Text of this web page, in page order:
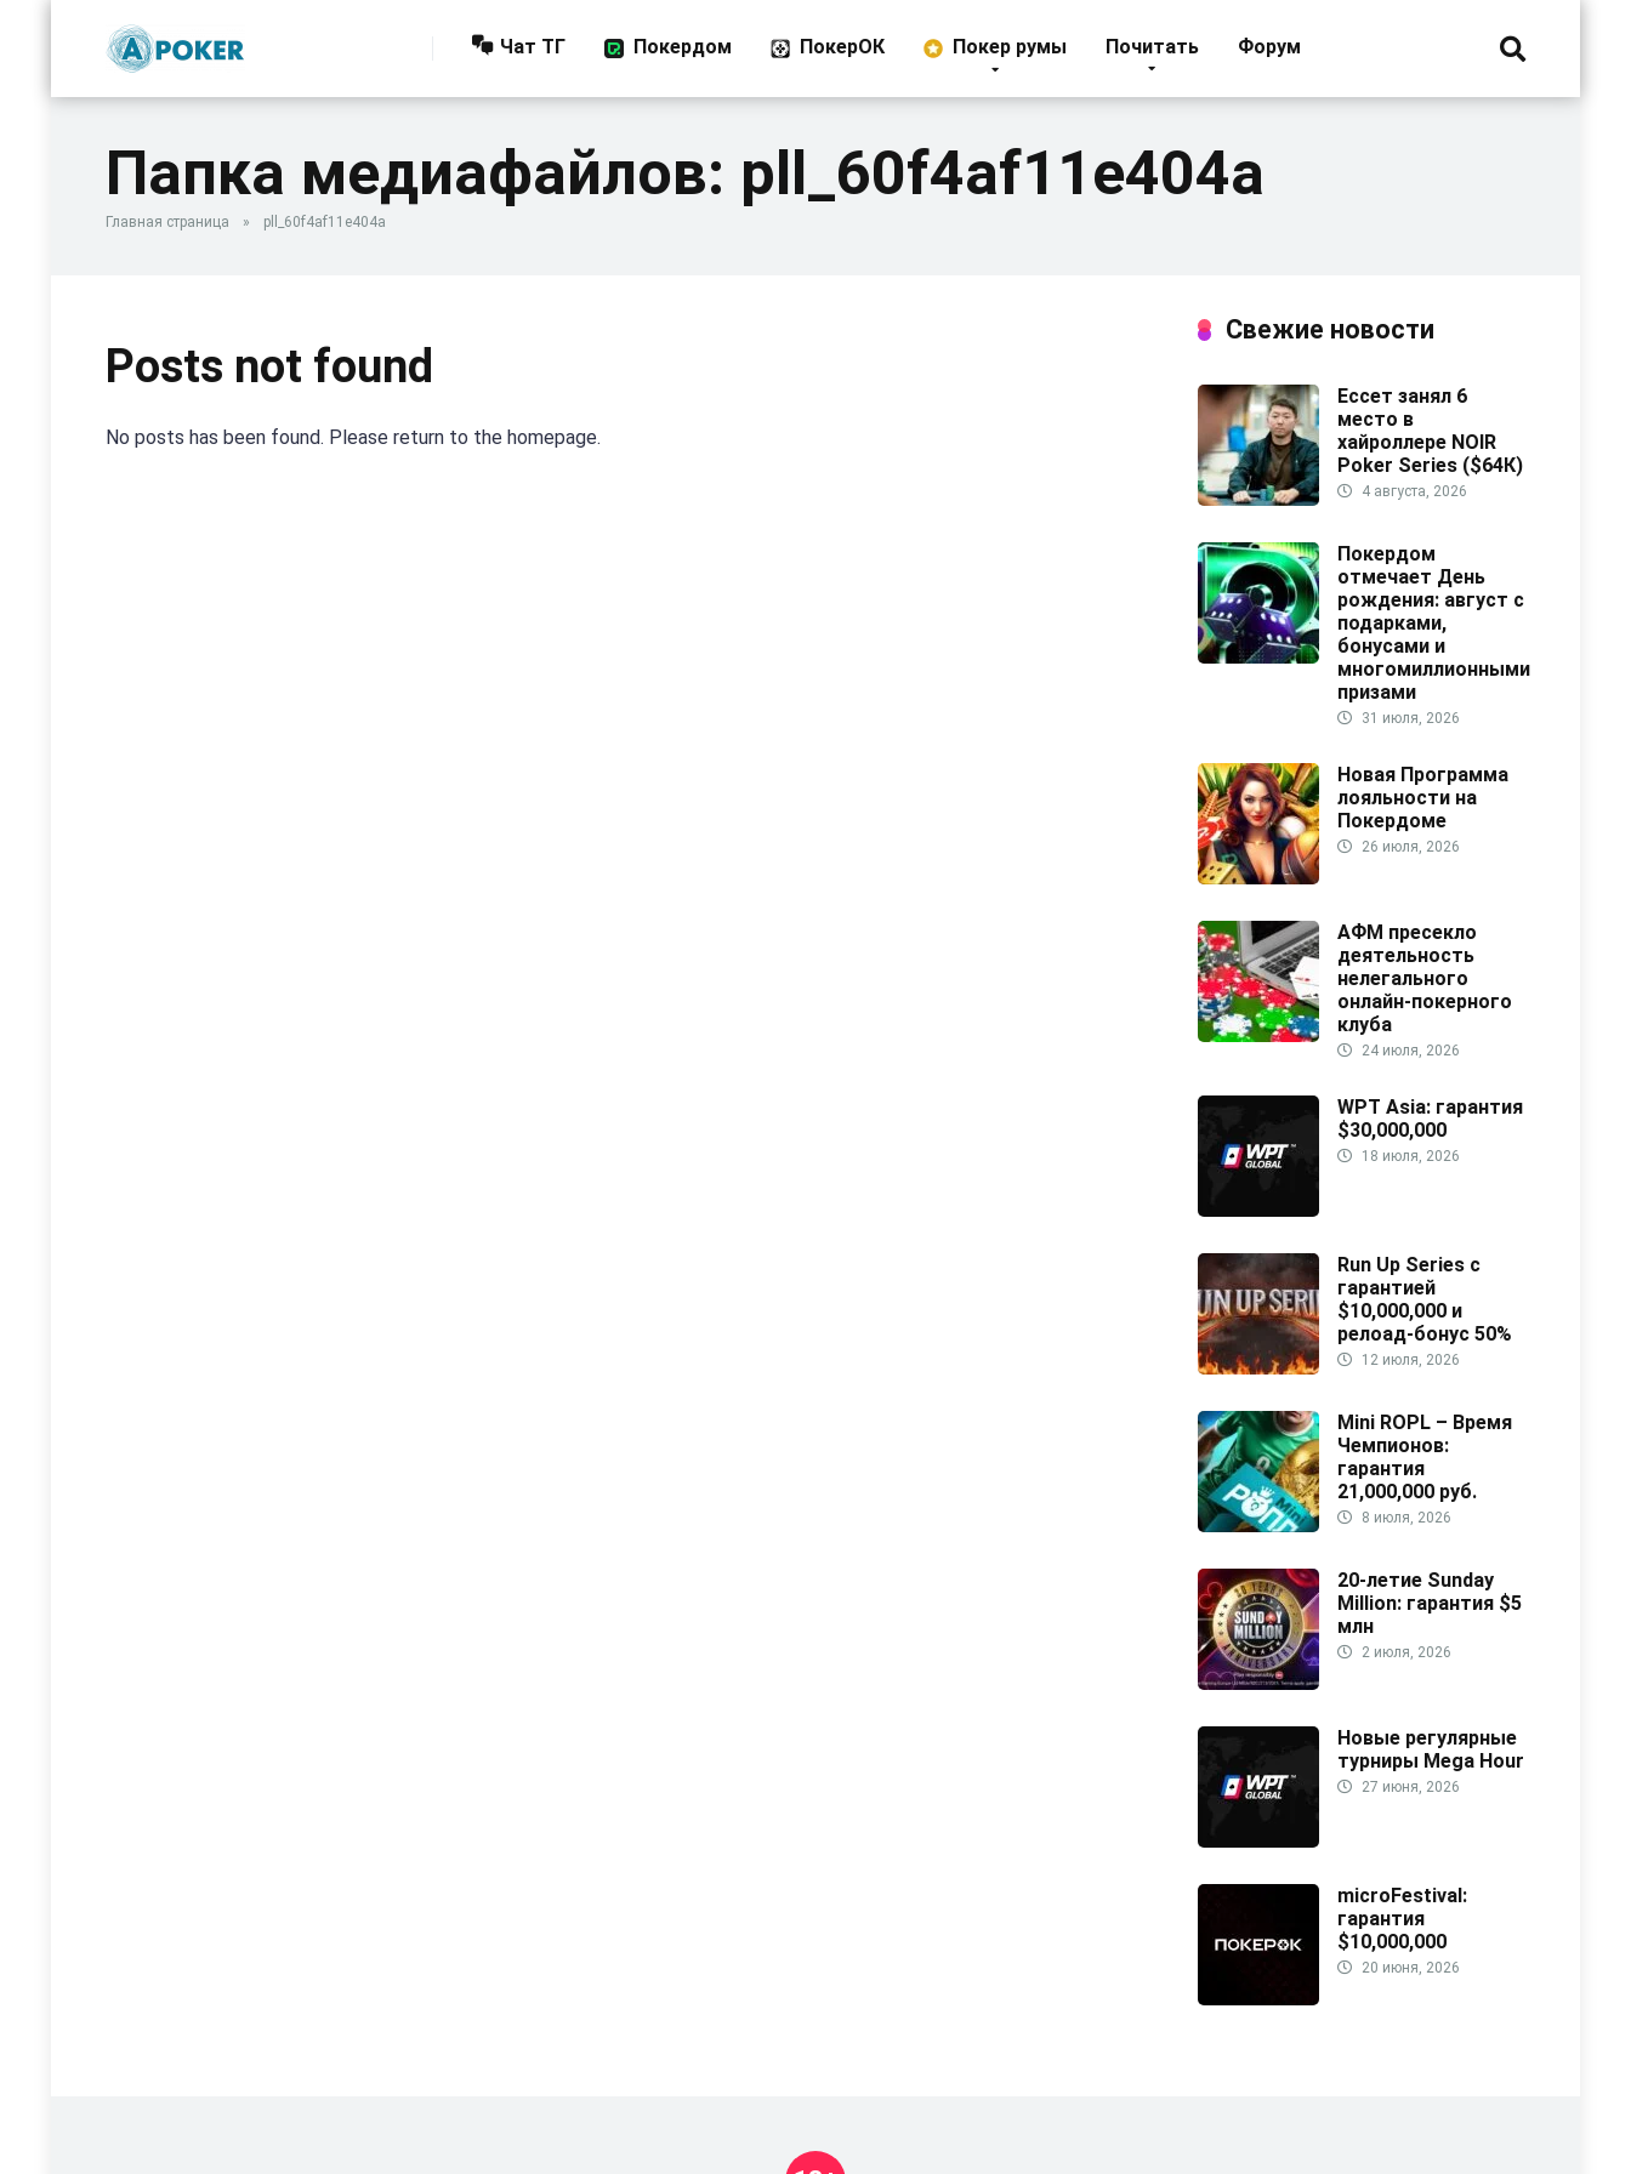
Чат ТГ Покердом ПокерОК Покер румы Почитать Форум
Папка медиафайлов: pll_60f4af11e404a
Главная страница » pll_60f4af11e404a
Posts not found
No posts has been found. Please return to the homepage.
Свежие новости
Ессет занял 6
место в
хайроллере NOIR
Poker Series ($64К)
4 августа, 2026
Покердом
отмечает День
рождения: август с
подарками,
бонусами и
многомиллионными
призами
31 июля, 2026
Новая Программа
лояльности на
Покердоме
26 июля, 2026
АФМ пресекло
деятельность
нелегального
онлайн-покерного
клуба
24 июля, 2026
WPT Asia: гарантия
$30,000,000
18 июля, 2026
Run Up Series с
гарантией
$10,000,000 и
релоад-бонус 50%
12 июля, 2026
Mini ROPL – Время
Чемпионов:
гарантия
21,000,000 руб.
8 июля, 2026
20-летие Sunday
Million: гарантия $5
млн
2 июля, 2026
Новые регулярные
турниры Mega Hour
27 июня, 2026
microFestival:
гарантия
$10,000,000
20 июня, 2026